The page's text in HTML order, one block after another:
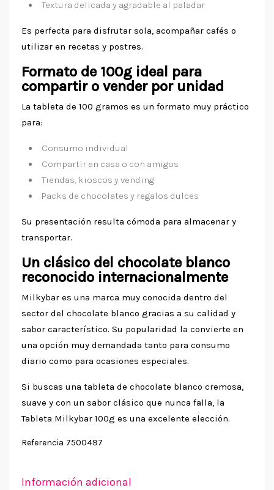
Textura delicada y agradable al paladar
Es perfecta para disfrutar sola, acompañar cafés o
utilizar en recetas y postres.
Formato de 100g ideal para
compartir o vender por unidad
La tableta de 100 gramos es un formato muy práctico
para:
Consumo individual
Compartir en casa o con amigos
Tiendas, kioscos y vending
Packs de chocolates y regalos dulces
Su presentación resulta cómoda para almacenar y
transportar.
Un clásico del chocolate blanco
reconocido internacionalmente
Milkybar es una marca muy conocida dentro del
sector del chocolate blanco gracias a su calidad y
sabor característico. Su popularidad la convierte en
una opción muy demandada tanto para consumo
diario como para ocasiones especiales.
Si buscas una tableta de chocolate blanco cremosa,
suave y con un sabor clásico que nunca falla, la
Tableta Milkybar 100g es una excelente elección.
Referencia 7500497
Información adicional